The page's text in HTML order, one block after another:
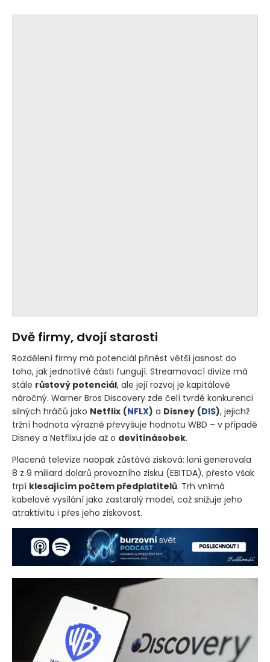
Dvě firmy, dvojí starosti
Rozdělení firmy má potenciál přinést větší jasnost do
toho, jak jednotlivé části fungují. Streamovací divize má
stále růstový potenciál, ale její rozvoj je kapitálově
náročný. Warner Bros Discovery zde čelí tvrdé konkurenci
silných hráčů jako Netflix (NFLX) a Disney (DIS), jejichž
tržní hodnota výrazně převyšuje hodnotu WBD – v případě
Disney a Netflixu jde až o devítinásobek.
Placená televize naopak zůstává zisková: loni generovala
8 z 9 miliard dolarů provozního zisku (EBITDA), přesto však
trpí klesajícím počtem předplatitelů. Trh vnímá
kabelové vysílání jako zastaralý model, což snižuje jeho
atraktivitu i přes jeho ziskovost.